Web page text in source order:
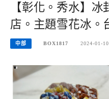
【彰化。秀水】
店。主題雪花冰。
中部 BOX1817 2024-01-10